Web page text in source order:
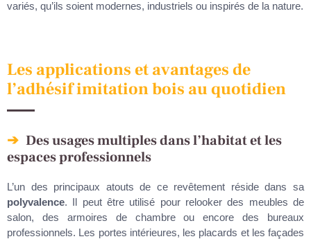
variés, qu’ils soient modernes, industriels ou inspirés de la nature.
Les applications et avantages de
l’adhésif imitation bois au quotidien
Des usages multiples dans l’habitat et les
espaces professionnels
L’un des principaux atouts de ce revêtement réside dans sa
polyvalence. Il peut être utilisé pour relooker des meubles de
salon, des armoires de chambre ou encore des bureaux
professionnels. Les portes intérieures, les placards et les façades